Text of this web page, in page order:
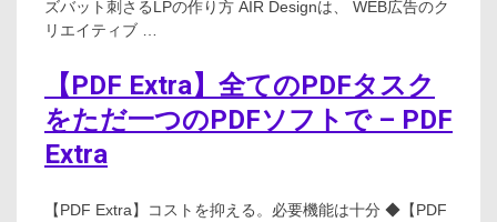
ズバット刺さるLPの作り方 AIR Designは、 WEB広告のク
リエイティブ …
【PDF Extra】全てのPDFタスク
をただ一つのPDFソフトで – PDF
Extra
【PDF Extra】コストを抑える。必要機能は十分 ◆【PDF